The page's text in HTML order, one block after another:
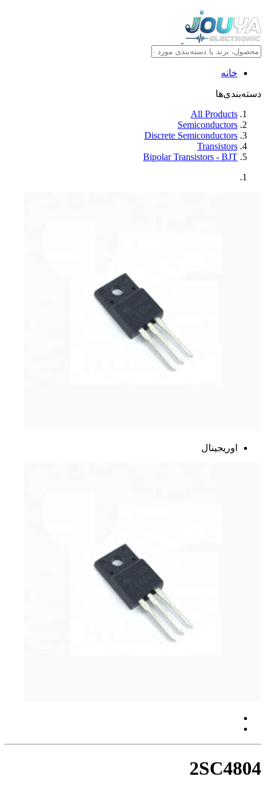
خانه
دسته‌بندی‌ها
All Products
Semiconductors
Discrete Semiconductors
Transistors
Bipolar Transistors - BJT
اوریجینال
2SC4804